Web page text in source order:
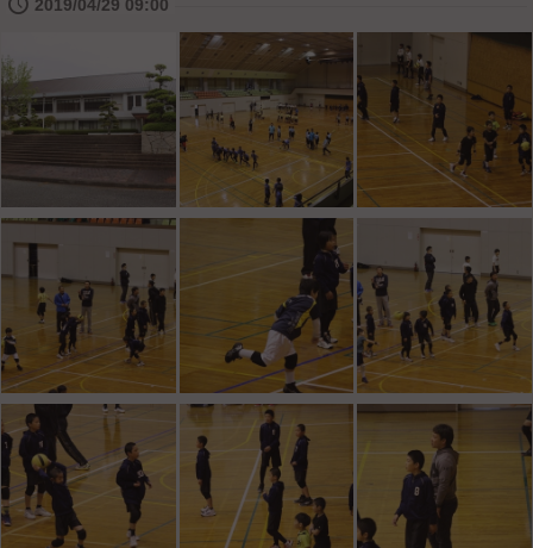
2019/04/29 09:00